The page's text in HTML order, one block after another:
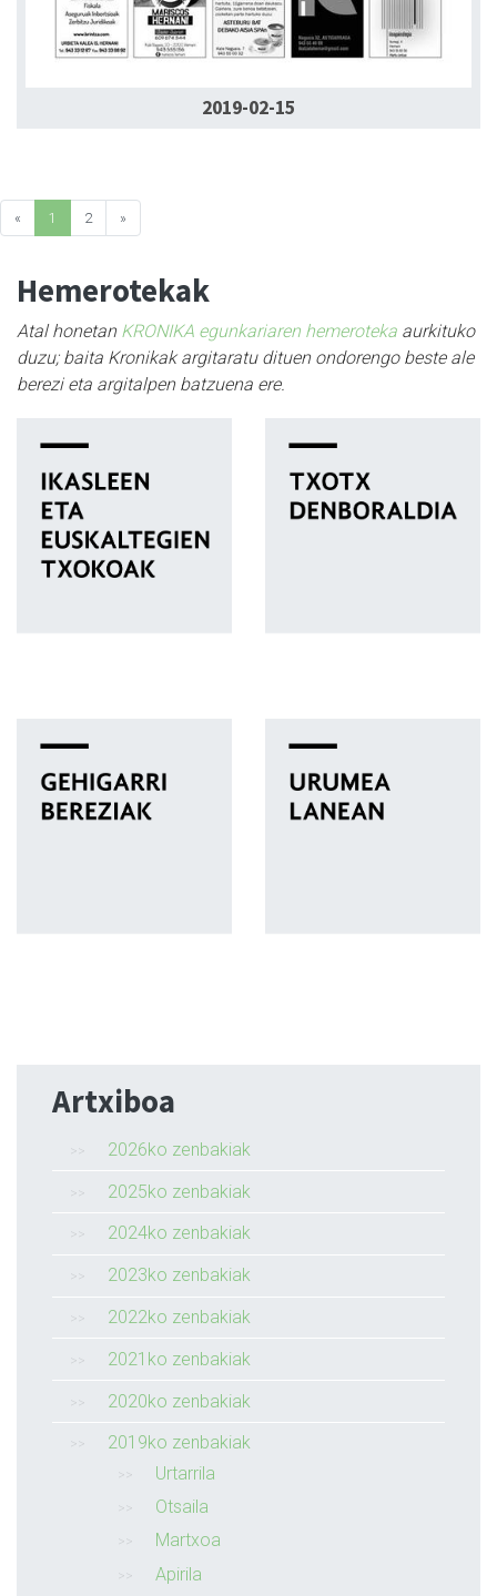
2019-02-15
« 1 2 »
Hemerotekak
Atal honetan KRONIKA egunkariaren hemeroteka aurkituko
duzu; baita Kronikak argitaratu dituen ondorengo beste ale
berezi eta argitalpen batzuena ere.
Artxiboa
2026ko zenbakiak
2025ko zenbakiak
2024ko zenbakiak
2023ko zenbakiak
2022ko zenbakiak
2021ko zenbakiak
2020ko zenbakiak
2019ko zenbakiak
Urtarrila
Otsaila
Martxoa
Apirila